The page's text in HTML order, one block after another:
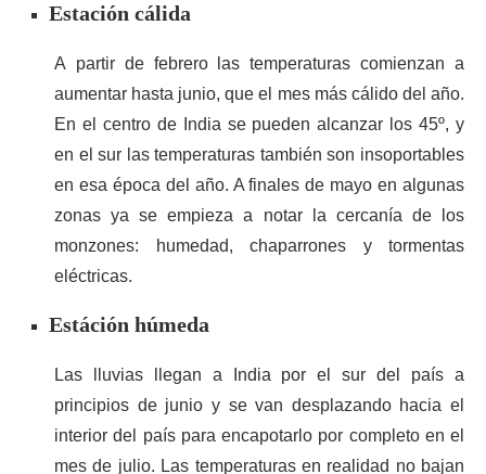
Estación cálida
A partir de febrero las temperaturas comienzan a
aumentar hasta junio, que el mes más cálido del año.
En el centro de India se pueden alcanzar los 45º, y
en el sur las temperaturas también son insoportables
en esa época del año. A finales de mayo en algunas
zonas ya se empieza a notar la cercanía de los
monzones: humedad, chaparrones y tormentas
eléctricas.
Estáción húmeda
Las lluvias llegan a India por el sur del país a
principios de junio y se van desplazando hacia el
interior del país para encapotarlo por completo en el
mes de julio. Las temperaturas en realidad no bajan